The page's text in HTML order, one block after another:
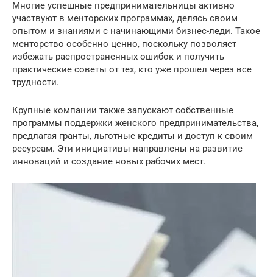
Многие успешные предпринимательницы активно
участвуют в менторских программах, делясь своим
опытом и знаниями с начинающими бизнес-леди. Такое
менторство особенно ценно, поскольку позволяет
избежать распространенных ошибок и получить
практические советы от тех, кто уже прошел через все
трудности.
Крупные компании также запускают собственные
программы поддержки женского предпринимательства,
предлагая гранты, льготные кредиты и доступ к своим
ресурсам. Эти инициативы направлены на развитие
инноваций и создание новых рабочих мест.